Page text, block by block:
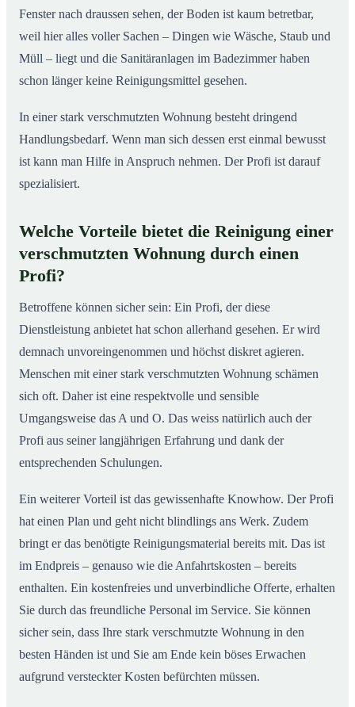
Fenster nach draussen sehen, der Boden ist kaum betretbar,
weil hier alles voller Sachen – Dingen wie Wäsche, Staub und
Müll – liegt und die Sanitäranlagen im Badezimmer haben
schon länger keine Reinigungsmittel gesehen.
In einer stark verschmutzten Wohnung besteht dringend
Handlungsbedarf. Wenn man sich dessen erst einmal bewusst
ist kann man Hilfe in Anspruch nehmen. Der Profi ist darauf
spezialisiert.
Welche Vorteile bietet die Reinigung einer
verschmutzten Wohnung durch einen
Profi?
Betroffene können sicher sein: Ein Profi, der diese
Dienstleistung anbietet hat schon allerhand gesehen. Er wird
demnach unvoreingenommen und höchst diskret agieren.
Menschen mit einer stark verschmutzten Wohnung schämen
sich oft. Daher ist eine respektvolle und sensible
Umgangsweise das A und O. Das weiss natürlich auch der
Profi aus seiner langjährigen Erfahrung und dank der
entsprechenden Schulungen.
Ein weiterer Vorteil ist das gewissenhafte Knowhow. Der Profi
hat einen Plan und geht nicht blindlings ans Werk. Zudem
bringt er das benötigte Reinigungsmaterial bereits mit. Das ist
im Endpreis – genauso wie die Anfahrtskosten – bereits
enthalten. Ein kostenfreies und unverbindliche Offerte, erhalten
Sie durch das freundliche Personal im Service. Sie können
sicher sein, dass Ihre stark verschmutzte Wohnung in den
besten Händen ist und Sie am Ende kein böses Erwachen
aufgrund versteckter Kosten befürchten müssen.